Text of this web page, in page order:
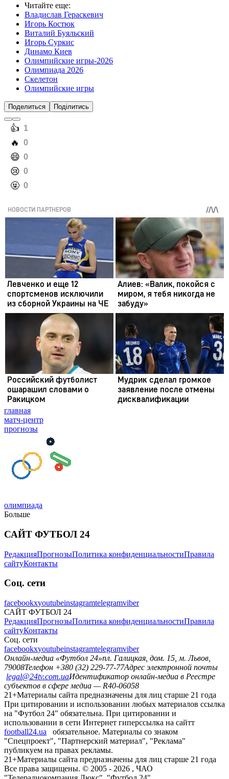
Читайте еще:
Владислав Гераскевич
Игорь Костюк
Виталий Буяльский
Игорь Суркис
Динамо Киев
Олимпийские игры-2026
Олимпиада 2026
Скелетон
Олимпийские игры
Поделиться Поділитись
️👍 1
️🔥 0
️😄 0
️😢 0
️🤬 0
главная
матч-центр
прогнозы
олимпиада
Больше
САЙТ ФУТБОЛ 24
РедакцияПрогнозыПолитика конфиденциальностиПравила
сайтуКонтакты
Соц. сети
facebookxyoutubeinstagramtelegramviber
САЙТ ФУТБОЛ 24
РедакцияПрогнозыПолитика конфиденциальностиПравила
сайтуКонтакты
Соц. сети
facebookxyoutubeinstagramtelegramviber
Онлайн-медиа «Футбол 24»пл. Галицкая, дом. 15, м. Львов,
79008Телефон +380 (32) 229-77-77Адрес электронной почты
legal@24tv.com.uaИдентификатор онлайн-медиа в Реестре
субъектов в сфере медиа — R40-06058
21+Материалы сайта предназначены для лиц старше 21 года
При цитировании и использовании любых материалов ссылка
на "Футбол 24" обязательна. При цитировании и
использовании в сети Интернет гиперссылка на сайтт
football24.ua
обязательное. Материалы со знаком
"Спецпроект", "Партнерский материал", "Реклама"
публикуем на правах рекламы.
21+Материалы сайта предназначены для лиц старше 21 года
Все права защищены. © 2005 - 2026 , ЧАО